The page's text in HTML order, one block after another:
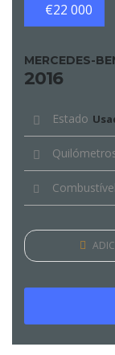
€22 000
MERCEDES-
2016
Estado
Combustível